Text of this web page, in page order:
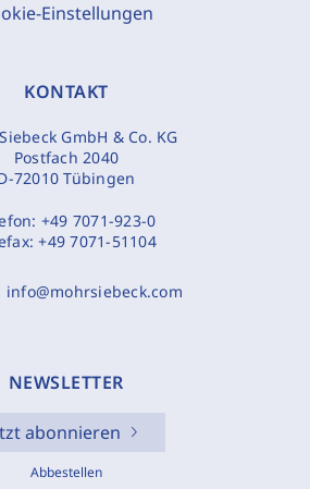
Einstellungen
KONTAKT
GmbH & Co. KG
Postfach 2040
72010 Tübingen
+49 7071-923-0
+49 7071-51104
info@mohrsiebeck.com
NEWSLETTER
abonnieren
Abbestellen